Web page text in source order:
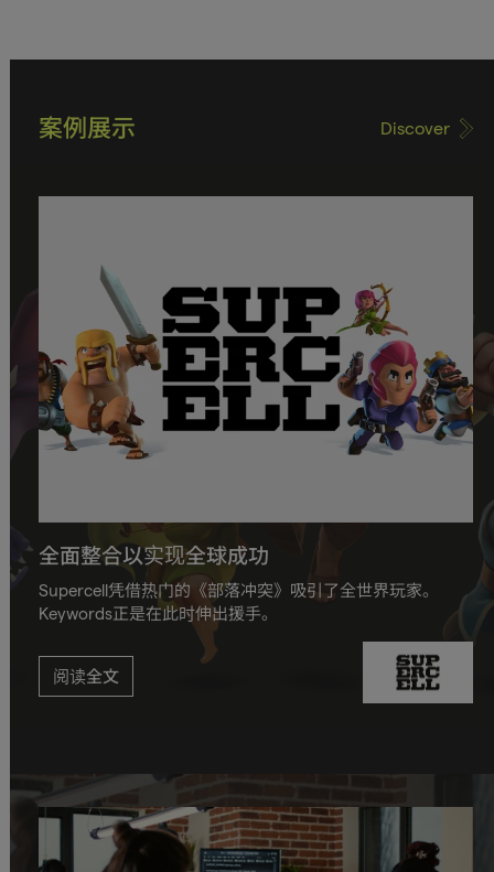
案例展示 Discover
全面整合以实现全球成功
Supercell凭借热门的《部落冲突》吸引了全世界玩家。
Keywords正是在此时伸出援手。
阅读全文